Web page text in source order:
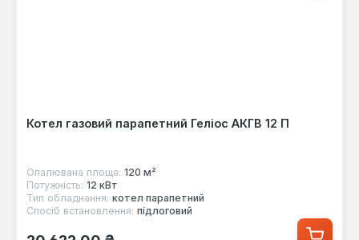
Котел газовий парапетний Геліос АКГВ 12 П
Опалювана площа: 120 м²
Потужність: 12 кВт
Тип обладнання: котел парапетний
Спосіб встановлення: підлоговий
Звичайна ціна: